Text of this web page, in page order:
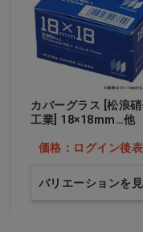
カバーグラス [松浪
工業] 18×18mm…他
価格：ログイン後
バリエーションを